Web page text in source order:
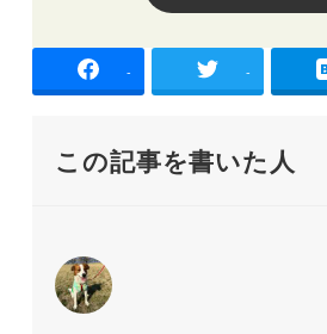
- -
この記事を書いた人